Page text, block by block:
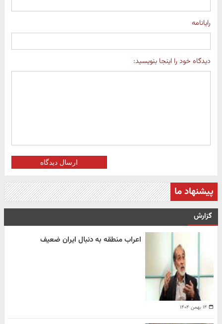
رایانامه
دیدگاه خود را اینجا بنویسید:
ارسال دیدگاه
پیشنهاد ما
گزارش
۱۴ بهمن ۱۴۰۴
اعراب منطقه به دنبال ایران ضعیف